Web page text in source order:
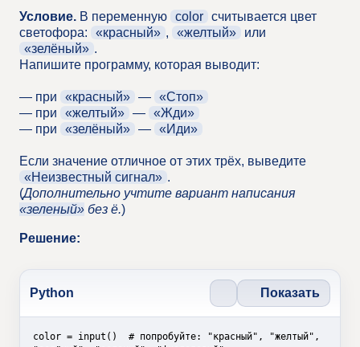
Условие. В переменную color считывается цвет
светофора:
«красный» , «желтый»
или
«зелёный» .
Напишите программу, которая выводит:
— при «красный» — «Стоп»
— при
«желтый» — «Жди»
— при
«зелёный» — «Иди»
Если значение отличное от этих трёх, выведите
«Неизвестный сигнал» .
(Дополнительно учтите вариант написания
«зеленый» без ё.)
Решение:
Python Показать
color = input()  # попробуйте: "красный", "желтый",